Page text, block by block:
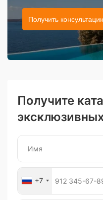
Получить
Получите
+7